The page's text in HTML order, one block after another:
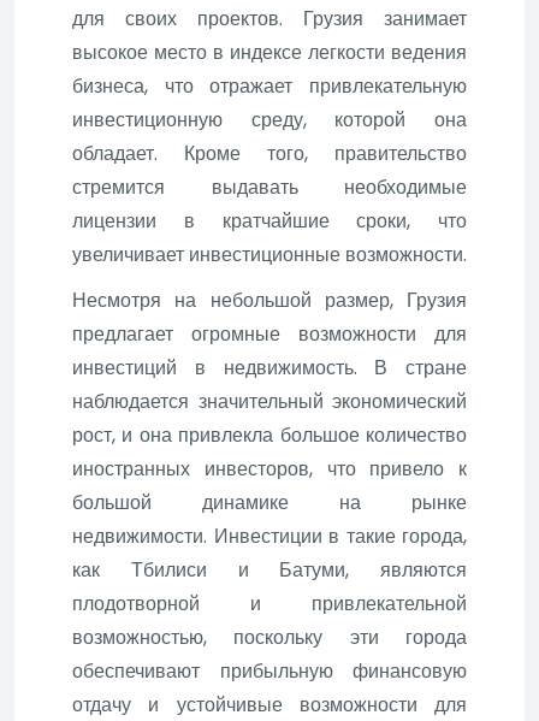
для своих проектов. Грузия занимает
высокое место в индексе легкости ведения
бизнеса, что отражает привлекательную
инвестиционную среду, которой она
обладает. Кроме того, правительство
стремится выдавать необходимые
лицензии в кратчайшие сроки, что
увеличивает инвестиционные возможности.
Несмотря на небольшой размер, Грузия
предлагает огромные возможности для
инвестиций в недвижимость. В стране
наблюдается значительный экономический
рост, и она привлекла большое количество
иностранных инвесторов, что привело к
большой динамике на рынке
недвижимости. Инвестиции в такие города,
как Тбилиси и Батуми, являются
плодотворной и привлекательной
возможностью, поскольку эти города
обеспечивают прибыльную финансовую
отдачу и устойчивые возможности для